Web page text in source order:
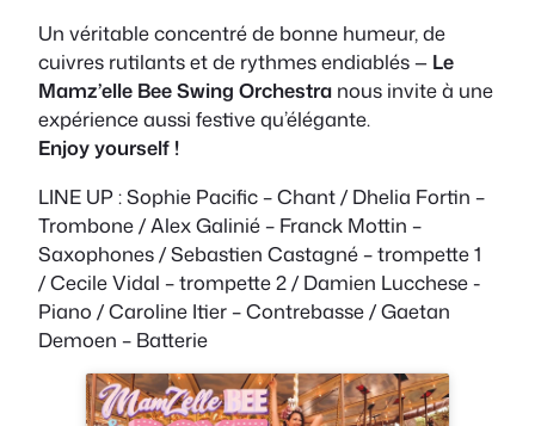
Un véritable concentré de bonne humeur, de
cuivres rutilants et de rythmes endiablés — Le
Mamz’elle Bee Swing Orchestra nous invite à une
expérience aussi festive qu’élégante.
Enjoy yourself !
LINE UP : Sophie Pacific – Chant / Dhelia Fortin –
Trombone / Alex Galinié – Franck Mottin –
Saxophones / Sebastien Castagné – trompette 1
/ Cecile Vidal – trompette 2 / Damien Lucchese -
Piano / Caroline Itier – Contrebasse / Gaetan
Demoen – Batterie